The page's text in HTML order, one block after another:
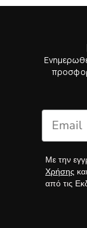
Με την
Χρήσης
από τις